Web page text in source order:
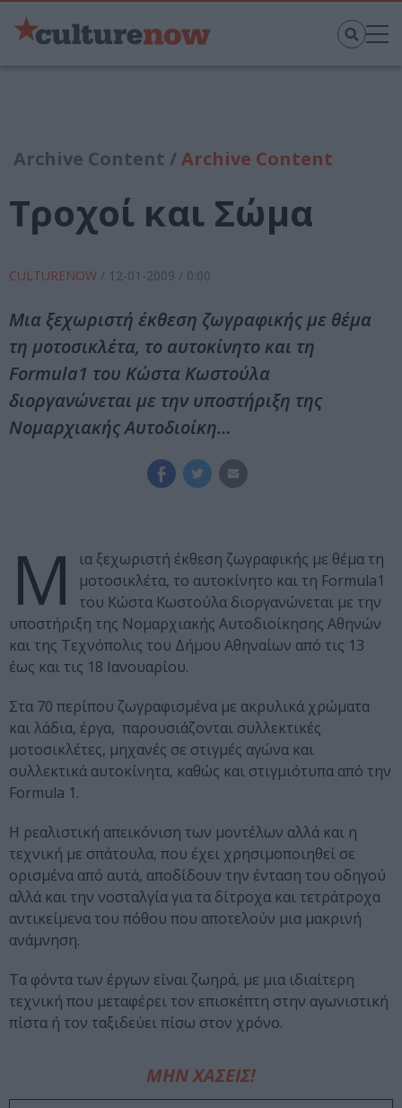
Archive Content /Archive Content
Τροχοί και Σώμα
CULTURENOW / 12-01-2009 / 0:00
Μια ξεχωριστή έκθεση ζωγραφικής με θέμα
τη μοτοσικλέτα, το αυτοκίνητο και τη
Formula1 του Κώστα Κωστούλα
διοργανώνεται με την υποστήριξη της
Νομαρχιακής Αυτοδιοίκη…
Μ
ια ξεχωριστή έκθεση ζωγραφικής με θέμα τη
μοτοσικλέτα, το αυτοκίνητο και τη Formula1
του Κώστα Κωστούλα διοργανώνεται με την
υποστήριξη της Νομαρχιακής Αυτοδιοίκησης Αθηνών
και της Τεχνόπολις του Δήμου Αθηναίων από τις 13
έως και τις 18 Ιανουαρίου.
Στα 70 περίπου ζωγραφισμένα με ακρυλικά χρώματα
και λάδια, έργα, παρουσιάζονται συλλεκτικές
μοτοσικλέτες, μηχανές σε στιγμές αγώνα και
συλλεκτικά αυτοκίνητα, καθώς και στιγμιότυπα από την
Formula 1.
Η ρεαλιστική απεικόνιση των μοντέλων αλλά και η
τεχνική με σπάτουλα, που έχει χρησιμοποιηθεί σε
ορισμένα από αυτά, αποδίδουν την ένταση του οδηγού
αλλά και την νοσταλγία για τα δίτροχα και τετράτροχα
αντικείμενα του πόθου που αποτελούν μια μακρινή
ανάμνηση.
Τα φόντα των έργων είναι ζωηρά, με μια ιδιαίτερη
τεχνική που μεταφέρει τον επισκέπτη στην αγωνιστική
πίστα ή τον ταξιδεύει πίσω στον χρόνο.
ΜΗΝ ΧΑΣΕΙΣ!